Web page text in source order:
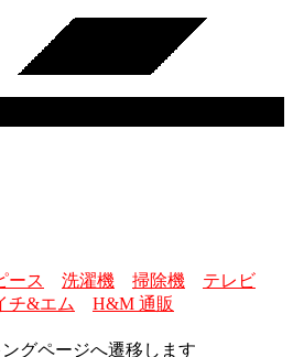
ース 洗濯機 掃除機
テレビ
チ&エム
H&M 通販
グページへ遷移します